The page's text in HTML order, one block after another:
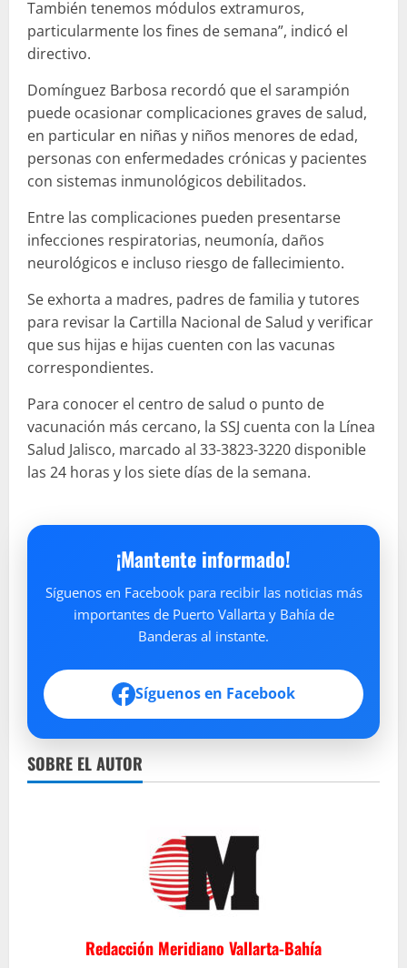
También tenemos módulos extramuros,
particularmente los fines de semana”, indicó el
directivo.
Domínguez Barbosa recordó que el sarampión
puede ocasionar complicaciones graves de salud,
en particular en niñas y niños menores de edad,
personas con enfermedades crónicas y pacientes
con sistemas inmunológicos debilitados.
Entre las complicaciones pueden presentarse
infecciones respiratorias, neumonía, daños
neurológicos e incluso riesgo de fallecimiento.
Se exhorta a madres, padres de familia y tutores
para revisar la Cartilla Nacional de Salud y verificar
que sus hijas e hijas cuenten con las vacunas
correspondientes.
Para conocer el centro de salud o punto de
vacunación más cercano, la SSJ cuenta con la Línea
Salud Jalisco, marcado al 33-3823-3220 disponible
las 24 horas y los siete días de la semana.
¡Mantente informado!
Síguenos en Facebook para recibir las noticias más
importantes de Puerto Vallarta y Bahía de
Banderas al instante.
Síguenos en Facebook
SOBRE EL AUTOR
Redacción Meridiano Vallarta-Bahía